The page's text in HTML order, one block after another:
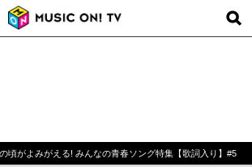
頃がよみがえる! みんなの青春ソング特集【歌詞入り】#5